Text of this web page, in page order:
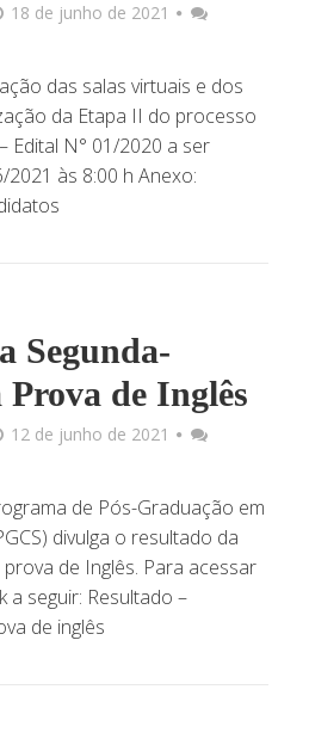
18 de junho de 2021
das salas virtuais e dos
da Etapa II do processo
Edital N° 01/2020 a ser
às 8:00 h Anexo:
Segunda-
Prova de Inglês
12 de junho de 2021
de Pós-Graduação em
divulga o resultado da
de Inglês. Para acessar
a seguir: Resultado –
de inglês